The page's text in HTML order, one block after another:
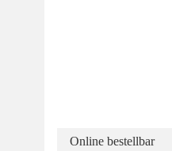
Online bestellbar